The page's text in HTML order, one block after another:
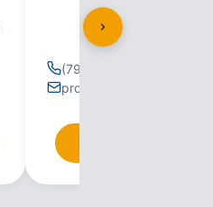
CEP Propriá
(79) 3212-1560
propria@se.senac.br